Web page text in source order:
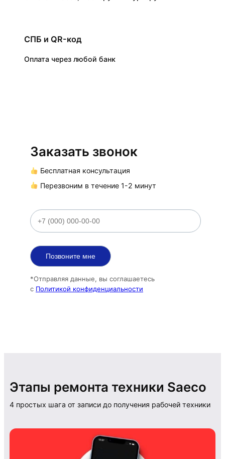
СПБ и QR-код
Оплата через любой банк
Заказать звонок
Бесплатная консультация
Перезвоним в течение 1-2 минут
*Отправляя данные, вы соглашаетесь
с Политикой конфиденциальности
Этапы ремонта техники Saeco
4 простых шага от записи до получения рабочей техники